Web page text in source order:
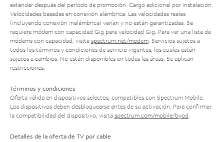
estándar después del período de promoción. Cargo adicional por instalación.
Velocidades basadas en conexión alámbrica. Las velocidades reales
(incluyendo conexión inalámbrica) varían y no están garantizadas. Se
requiere módem con capacidad Gig para velocidad Gig. Para ver una lista de
módems con capacidad, visita spectrum.net/modem . Servicios sujetos a
todos los términos y condiciones de servicio vigentes, los cuales están
sujetos a cambios. No están disponibles en todas las áreas. Se aplican
restricciones.
Términos y condiciones
Oferta válida en dispositivos selectos, compatibles con Spectrum Mobile.
Los dispositivos deben desbloquearse antes de su activación. Para confirmar
la compatibilidad del dispositivo, visita spectrum.com/mobile/byod
Detalles de la oferta de TV por cable